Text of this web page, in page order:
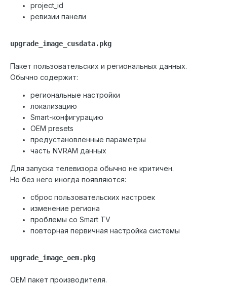
project_id
ревизии панели
upgrade_image_cusdata.pkg
Пакет пользовательских и региональных данных.
Обычно содержит:
региональные настройки
локализацию
Smart-конфигурацию
OEM presets
предустановленные параметры
часть NVRAM данных
Для запуска телевизора обычно не критичен.
Но без него иногда появляются:
сброс пользовательских настроек
изменение региона
проблемы со Smart TV
повторная первичная настройка системы
upgrade_image_oem.pkg
OEM пакет производителя.